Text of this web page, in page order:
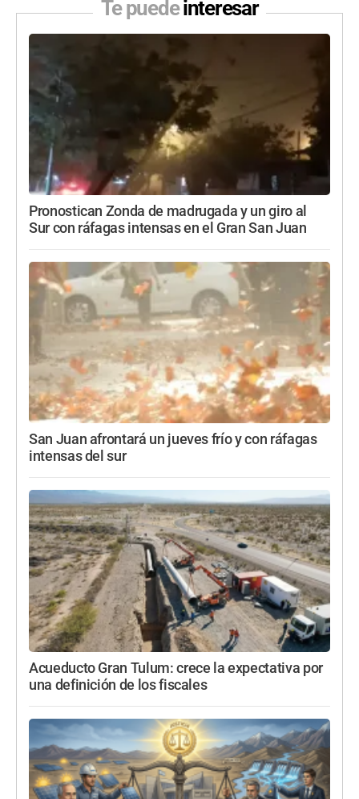
Te puedeinteresar
Pronostican Zonda de madrugada y un giro al
Sur con ráfagas intensas en el Gran San Juan
San Juan afrontará un jueves frío y con ráfagas
intensas del sur
Acueducto Gran Tulum: crece la expectativa por
una definición de los fiscales